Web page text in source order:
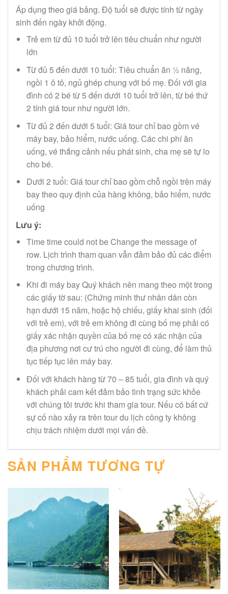
Áp dụng theo giá bảng. Độ tuổi sẽ được tính từ ngày
sinh đến ngày khởi động.
Trẻ em từ đủ 10 tuổi trở lên tiêu chuẩn như người
lớn
Từ đủ 5 đến dưới 10 tuổi: Tiêu chuẩn ăn ½ năng,
ngồi 1 ô tô, ngủ ghép chung với bố mẹ. Đối với gia
đình có 2 bé từ 5 đến dưới 10 tuổi trở lên, từ bé thứ
2 tính giá tour như người lớn.
Từ đủ 2 đến dưới 5 tuổi: Giá tour chỉ bao gồm vé
máy bay, bảo hiểm, nước uống. Các chi phí ăn
uống, vé thắng cảnh nếu phát sinh, cha mẹ sẽ tự lo
cho bé.
Dưới 2 tuổi: Giá tour chỉ bao gồm chỗ ngồi trên máy
bay theo quy định của hàng không, bảo hiểm, nước
uống
Lưu ý:
Time time could not be Change the message of
row. Lịch trình tham quan vẫn đảm bảo đủ các điểm
trong chương trình.
Khi đi máy bay Quý khách nên mang theo một trong
các giấy tờ sau: (Chứng minh thư nhân dân còn
hạn dưới 15 năm, hoặc hộ chiếu, giấy khai sinh (đối
với trẻ em), với trẻ em không đi cùng bố mẹ phải có
giấy xác nhận quyền của bố mẹ có xác nhận của
địa phương nơi cư trú cho người đi cùng, để làm thủ
tục tiếp tục lên máy bay.
Đối với khách hàng từ 70 – 85 tuổi, gia đình và quý
khách phải cam kết đảm bảo tình trạng sức khỏe
với chúng tôi trước khi tham gia tour. Nếu có bất cứ
sự cố nào xảy ra trên tour du lịch công ty không
chịu trách nhiệm dưới mọi vấn đề.
SẢN PHẨM TƯƠNG TỰ